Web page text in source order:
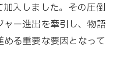
入しました。その圧倒
ー進出を牽引し、物語
る重要な要因となって